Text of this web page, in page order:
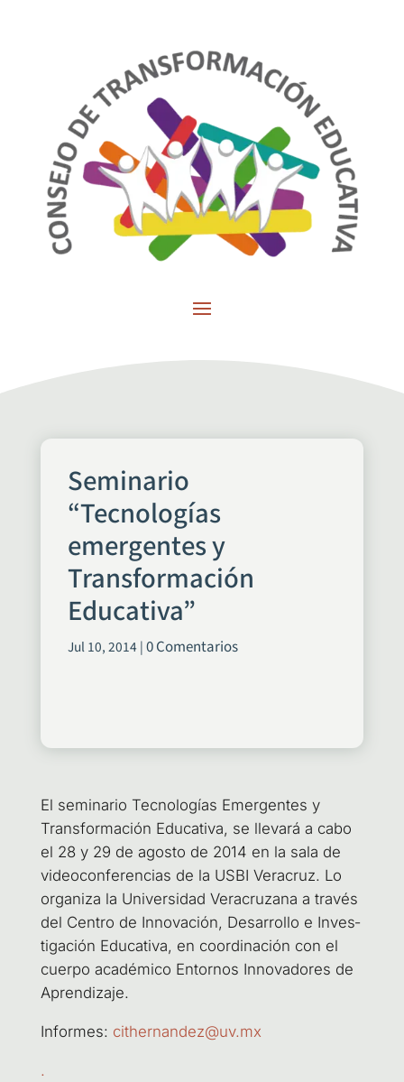
Seminario
“Tecnologías
emergentes y
Transformación
Educativa”
Jul 10, 2014| 0 Comentarios
El semi­na­rio Tec­no­lo­gías Emer­gen­tes y
Trans­for­ma­ción Edu­ca­ti­va, se lle­va­rá a cabo
el 28 y 29 de agos­to de 2014 en la sala de
video­con­fe­ren­cias de la USBI Vera­cruz. Lo
orga­ni­za la Uni­ver­si­dad Vera­cru­za­na a tra­vés
del Cen­tro de Inno­va­ción, Desa­rro­llo e Inves­
ti­ga­ción Edu­ca­ti­va, en coor­di­na­ción con el
cuer­po aca­dé­mi­co Entor­nos Inno­va­do­res de
Aprendizaje.
Infor­mes: cithernandez@uv.mx
.